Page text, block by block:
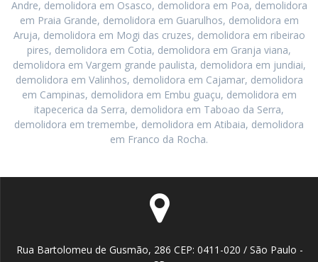
Andre, demolidora em Osasco, demolidora em Poa, demolidora
em Praia Grande, demolidora em Guarulhos, demolidora em
Aruja, demolidora em Mogi das cruzes, demolidora em ribeirao
pires, demolidora em Cotia, demolidora em Granja viana,
demolidora em Vargem grande paulista, demolidora em jundiai,
demolidora em Valinhos, demolidora em Cajamar, demolidora
em Campinas, demolidora em Embu guaçu, demolidora em
itapecerica da Serra, demolidora em Taboao da Serra,
demolidora em tremembe, demolidora em Atibaia, demolidora
em Franco da Rocha.
Rua Bartolomeu de Gusmão, 286 CEP: 0411-020 / São Paulo -